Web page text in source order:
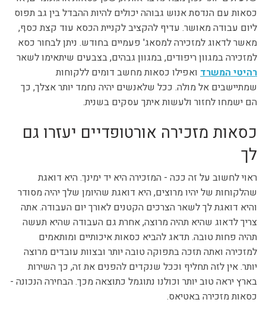
כסאות עם הנדסת אנוש גבוהה יכולים להיות ההבדל בין גב תפוס
ליום עבודה מאושר. עדיף להקציב לקניית הכסא עוד קצת כסף,
מאשר לדאוג למזכירה למסאג' פעמיים בחודש. ניתן לבחור כסא
למזכירה במגוון ריפודים, במגוון גבהים, בצבעים שיתאימו לשאר
רהיטי המשרד ואפילו כסאות מחשב דומים ללקוחות
שמתיישבים אל מולה. ככל שלאנשים יהיה נחמד יותר אצלך, כך
הם ישמחו לחזור ולעשות איתך עסקים בשנית.
כסאות מזכירה אורטופדיים יעזרו גם
לך
ראוי לחשוב על זה ככה - המזכירה היא יד ימינך. היא דואגת
שהלקוחות של יהיו מרוצים, היא דואגת שהיומן שלך יהיה מסודר
והיא דואגת לך לשאר הצרכים הקטנים לאורך יום העבודה. אתה
צריך לדאוג שהיא תהיה מרוצה, אחרת גם העבודה שהיא תעשה
תהיה פחות טובה. תדאג להביא כסאות איכותיים ומותאמים
למזכירה ואתה תזכה בתפוקה טובה יותר ובצוות עובדים מרוצה
יותר. אין לזה תחליף וככל שנקדים להפנים את זה, כך השירות
בארץ יראה טוב יותר וכולנו נתוגמל כתוצאה מכך. הבחירה הנכונה -
כסאות מזכירה באטיאס.